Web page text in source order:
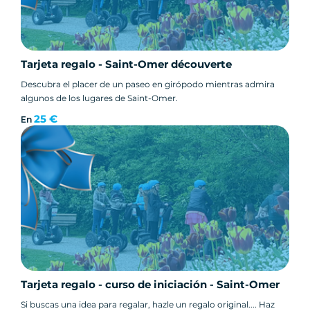
Tarjeta regalo - Saint-Omer découverte
Descubra el placer de un paseo en girópodo mientras admira
algunos de los lugares de Saint-Omer.
En 25 €
Tarjeta regalo - curso de iniciación - Saint-Omer
Si buscas una idea para regalar, hazle un regalo original.... Haz